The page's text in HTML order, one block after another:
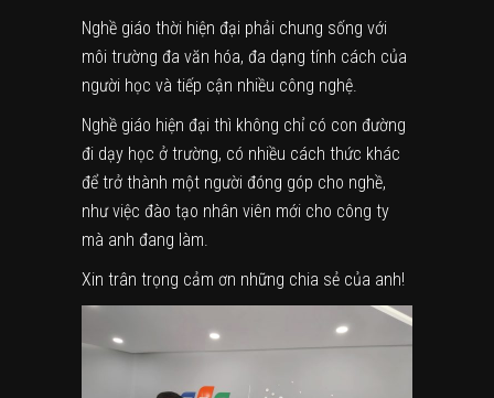
Nghề giáo thời hiện đại phải chung sống với
môi trường đa văn hóa, đa dạng tính cách của
người học và tiếp cận nhiều công nghệ.
Nghề giáo hiện đại thì không chỉ có con đường
đi dạy học ở trường, có nhiều cách thức khác
để trở thành một người đóng góp cho nghề,
như việc đào tạo nhân viên mới cho công ty
mà anh đang làm.
Xin trân trọng cảm ơn những chia sẻ của anh!